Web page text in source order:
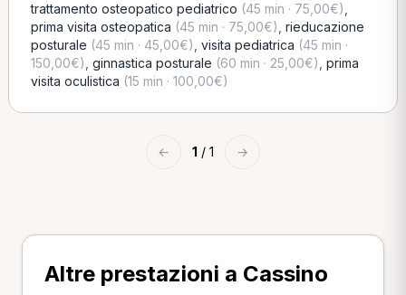
trattamento osteopatico pediatrico (45 min · 75,00€)
prima visita osteopatica (45 min · 75,00€) rieducazione
posturale (45 min · 45,00€) visita pediatrica (45 min ·
150,00€) ginnastica posturale (60 min · 25,00€) prima
visita oculistica (15 min · 100,00€)
← 1 / 1 →
Altre prestazioni a Cassino